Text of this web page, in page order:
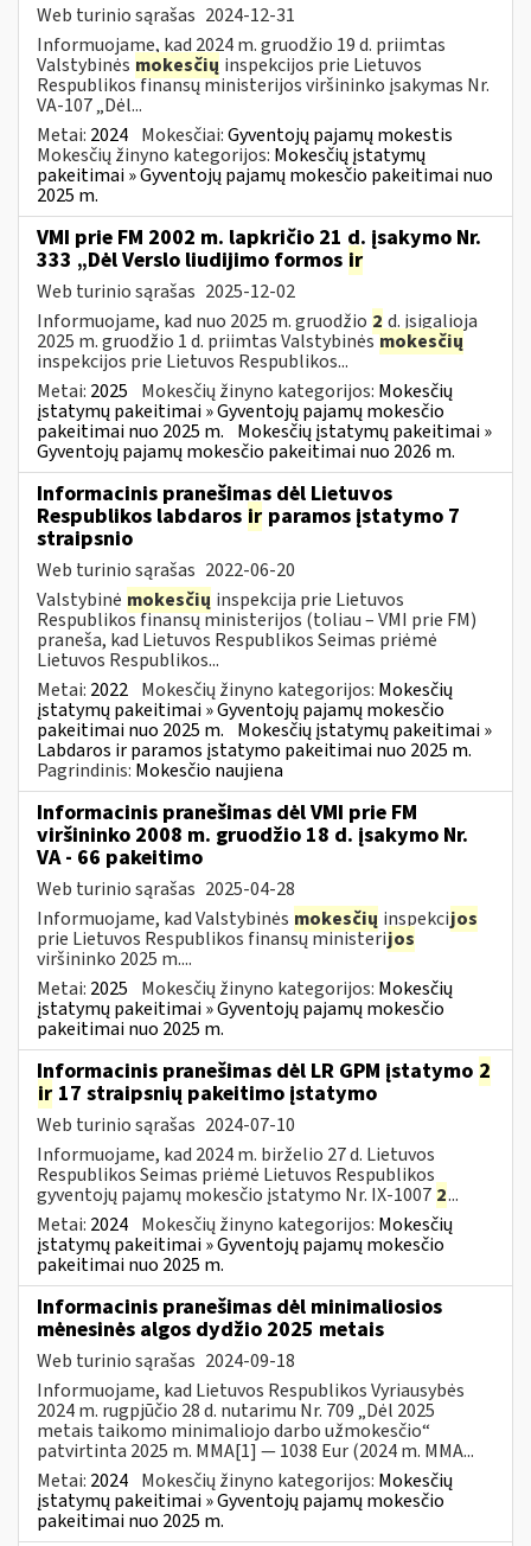
Web turinio sąrašas 2024-12-31
Informuojame, kad 2024 m. gruodžio 19 d. priimtas
Valstybinės mokesčių inspekcijos prie Lietuvos
Respublikos finansų ministerijos viršininko įsakymas Nr.
VA-107 „Dėl...
Metai: 2024 Mokesčiai:Gyventojų pajamų mokestis
Mokesčių žinyno kategorijos: Mokesčių įstatymų
pakeitimai » Gyventojų pajamų mokesčio pakeitimai nuo
2025 m.
VMI prie FM 2002 m. lapkričio 21 d. įsakymo Nr.
333 „Dėl Verslo liudijimo formos ir
Web turinio sąrašas 2025-12-02
Informuojame, kad nuo 2025 m. gruodžio 2 d. įsigalioja
2025 m. gruodžio 1 d. priimtas Valstybinėsmokesčių
inspekcijos prie Lietuvos Respublikos...
Metai: 2025 Mokesčių žinyno kategorijos: Mokesčių
įstatymų pakeitimai » Gyventojų pajamų mokesčio
pakeitimai nuo 2025 m. Mokesčių įstatymų pakeitimai »
Gyventojų pajamų mokesčio pakeitimai nuo 2026 m.
Informacinis pranešimas dėl Lietuvos
Respublikos labdaros ir paramos įstatymo 7
straipsnio
Web turinio sąrašas 2022-06-20
Valstybinė mokesčių inspekcija prie Lietuvos
Respublikos finansų ministerijos (toliau – VMI prie FM)
praneša, kad Lietuvos Respublikos Seimas priėmė
Lietuvos Respublikos...
Metai: 2022 Mokesčių žinyno kategorijos: Mokesčių
įstatymų pakeitimai » Gyventojų pajamų mokesčio
pakeitimai nuo 2025 m. Mokesčių įstatymų pakeitimai »
Labdaros ir paramos įstatymo pakeitimai nuo 2025 m.
Pagrindinis: Mokesčio naujiena
Informacinis pranešimas dėl VMI prie FM
viršininko 2008 m. gruodžio 18 d. įsakymo Nr.
VA - 66 pakeitimo
Web turinio sąrašas 2025-04-28
Informuojame, kad Valstybinės mokesčių inspekcijos
prie Lietuvos Respublikos finansų ministerijos
viršininko 2025 m....
Metai: 2025 Mokesčių žinyno kategorijos: Mokesčių
įstatymų pakeitimai » Gyventojų pajamų mokesčio
pakeitimai nuo 2025 m.
Informacinis pranešimas dėl LR GPM įstatymo 2
ir 17 straipsnių pakeitimo įstatymo
Web turinio sąrašas 2024-07-10
Informuojame, kad 2024 m. birželio 27 d. Lietuvos
Respublikos Seimas priėmė Lietuvos Respublikos
gyventojų pajamų mokesčio įstatymo Nr. IX-1007 2...
Metai: 2024 Mokesčių žinyno kategorijos: Mokesčių
įstatymų pakeitimai » Gyventojų pajamų mokesčio
pakeitimai nuo 2025 m.
Informacinis pranešimas dėl minimaliosios
mėnesinės algos dydžio 2025 metais
Web turinio sąrašas 2024-09-18
Informuojame, kad Lietuvos Respublikos Vyriausybės
2024 m. rugpjūčio 28 d. nutarimu Nr. 709 „Dėl 2025
metais taikomo minimaliojo darbo užmokesčio“
patvirtinta 2025 m. MMA[1] — 1038 Eur (2024 m. MMA...
Metai: 2024 Mokesčių žinyno kategorijos: Mokesčių
įstatymų pakeitimai » Gyventojų pajamų mokesčio
pakeitimai nuo 2025 m.